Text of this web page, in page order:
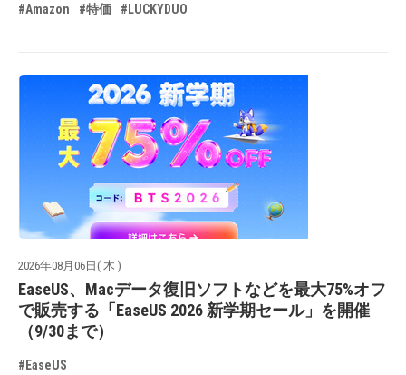
#Amazon #特価 #LUCKYDUO
2026年08月06日( 木 )
EaseUS、Macデータ復旧ソフトなどを最大75%オフ
で販売する「EaseUS 2026 新学期セール」を開催
（9/30まで）
#EaseUS